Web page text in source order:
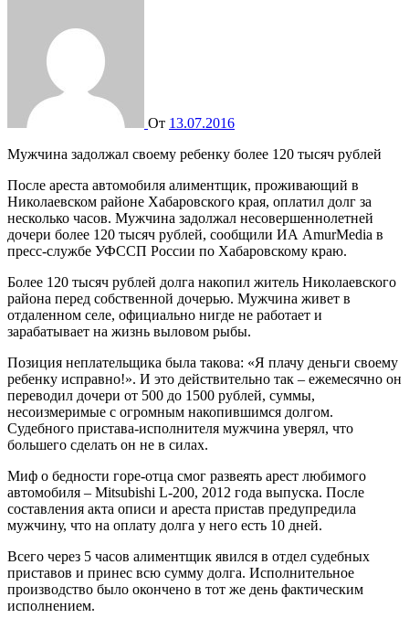
От 13.07.2016
Мужчина задолжал своему ребенку более 120 тысяч рублей
После ареста автомобиля алиментщик, проживающий в
Николаевском районе Хабаровского края, оплатил долг за
несколько часов. Мужчина задолжал несовершеннолетней
дочери более 120 тысяч рублей, сообщили ИА AmurMedia в
пресс-службе УФССП России по Хабаровскому краю.
Более 120 тысяч рублей долга накопил житель Николаевского
района перед собственной дочерью. Мужчина живет в
отдаленном селе, официально нигде не работает и
зарабатывает на жизнь выловом рыбы.
Позиция неплательщика была такова: «Я плачу деньги своему
ребенку исправно!». И это действительно так – ежемесячно он
переводил дочери от 500 до 1500 рублей, суммы,
несоизмеримые с огромным накопившимся долгом.
Судебного пристава-исполнителя мужчина уверял, что
большего сделать он не в силах.
Миф о бедности горе-отца смог развеять арест любимого
автомобиля – Mitsubishi L-200, 2012 года выпуска. После
составления акта описи и ареста пристав предупредила
мужчину, что на оплату долга у него есть 10 дней.
Всего через 5 часов алиментщик явился в отдел судебных
приставов и принес всю сумму долга. Исполнительное
производство было окончено в тот же день фактическим
исполнением.